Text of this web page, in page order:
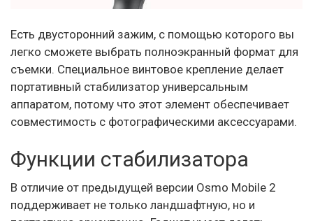
Есть двусторонний зажим, с помощью которого вы
легко сможете выбрать полноэкранный формат для
съемки. Специальное винтовое крепление делает
портативный стабилизатор универсальным
аппаратом, потому что этот элемент обеспечивает
совместимость с фотографическими аксессуарами.
Функции стабилизатора
В отличие от предыдущей версии Osmo Mobile 2
поддерживает не только ландшафтную, но и